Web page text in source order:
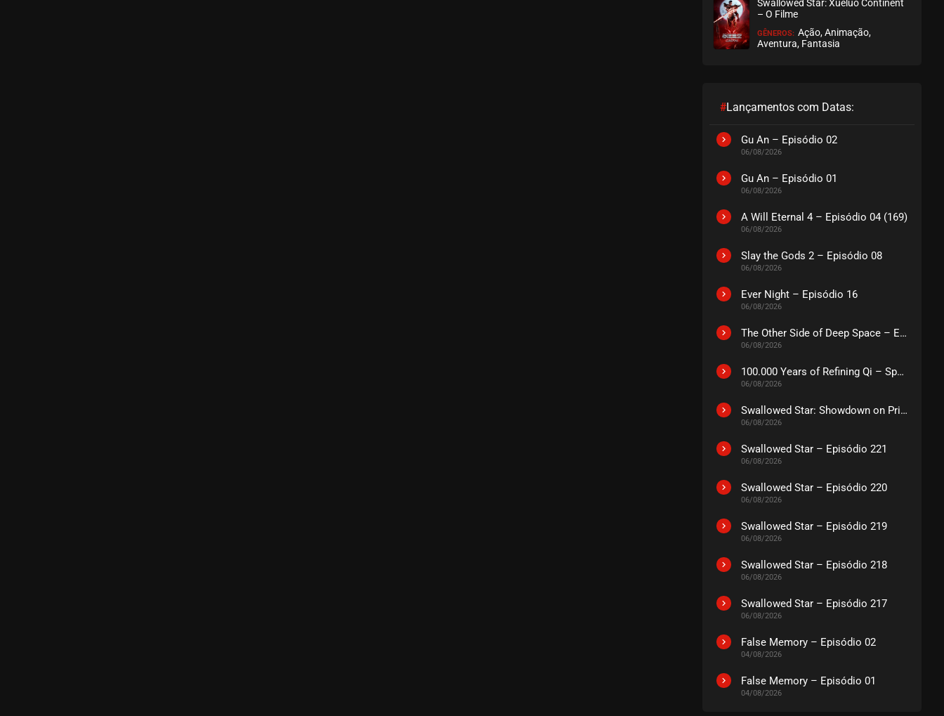
Swallowed Star: Xueluo Continent
– O Filme
GÊNEROS: Ação, Animação,
Aventura, Fantasia
#Lançamentos com Datas:
Gu An – Episódio 02
06/08/2026
Gu An – Episódio 01
06/08/2026
A Will Eternal 4 – Episódio 04 (169)
06/08/2026
Slay the Gods 2 – Episódio 08
06/08/2026
Ever Night – Episódio 16
06/08/2026
The Other Side of Deep Space – Episódio 14
06/08/2026
100.000 Years of Refining Qi – Special
06/08/2026
Swallowed Star: Showdown on Primeval Star – O Filme
06/08/2026
Swallowed Star – Episódio 221
06/08/2026
Swallowed Star – Episódio 220
06/08/2026
Swallowed Star – Episódio 219
06/08/2026
Swallowed Star – Episódio 218
06/08/2026
Swallowed Star – Episódio 217
06/08/2026
False Memory – Episódio 02
04/08/2026
False Memory – Episódio 01
04/08/2026